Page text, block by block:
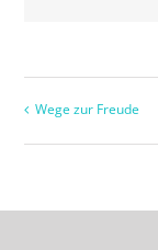
Wege zur Freude